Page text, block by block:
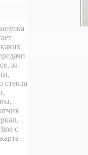
за
стекла
с